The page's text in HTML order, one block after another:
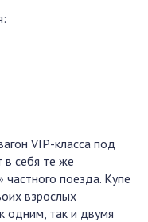
VIP-класса под
в себя те же
поезда. Купе
взрослых
одним, так и двумя